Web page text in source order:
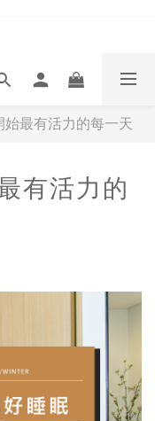
最有活力的每一天
有活力的